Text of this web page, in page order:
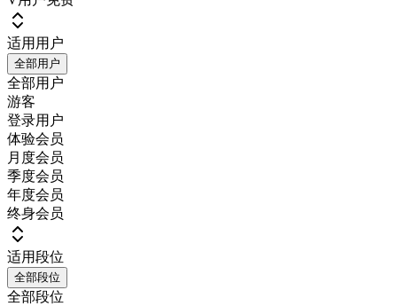
适用用户
全部用户
全部用户
游客
登录用户
体验会员
月度会员
季度会员
年度会员
终身会员
适用段位
全部段位
全部段位